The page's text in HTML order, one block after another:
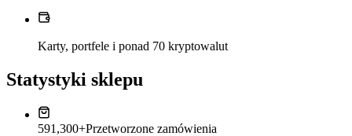
Karty, portfele i ponad 70 kryptowalut
Statystyki sklepu
591,300+Przetworzone zamówienia